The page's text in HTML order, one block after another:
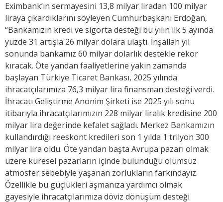
Eximbank’ın sermayesini 13,8 milyar liradan 100 milyar
liraya çıkardıklarını söyleyen Cumhurbaşkanı Erdoğan,
“Bankamızın kredi ve sigorta desteği bu yılın ilk 5 ayında
yüzde 31 artışla 26 milyar dolara ulaştı. İnşallah yıl
sonunda bankamız 60 milyar dolarlık destekle rekor
kıracak. Öte yandan faaliyetlerine yakın zamanda
başlayan Türkiye Ticaret Bankası, 2025 yılında
ihracatçılarımıza 76,3 milyar lira finansman desteği verdi.
İhracatı Geliştirme Anonim Şirketi ise 2025 yılı sonu
itibarıyla ihracatçılarımızın 228 milyar liralık kredisine 200
milyar lira değerinde kefalet sağladı. Merkez Bankamızın
kullandırdığı reeskont kredileri son 1 yılda 1 trilyon 300
milyar lira oldu. Öte yandan başta Avrupa pazarı olmak
üzere küresel pazarların içinde bulunduğu olumsuz
atmosfer sebebiyle yaşanan zorlukların farkındayız.
Özellikle bu güçlükleri aşmanıza yardımcı olmak
gayesiyle ihracatçılarımıza döviz dönüşüm desteği